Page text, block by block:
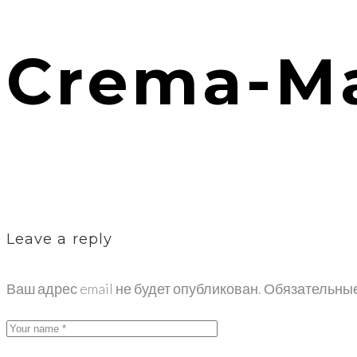
Crema-
Leave a reply
Ваш адрес email не будет опубликован.